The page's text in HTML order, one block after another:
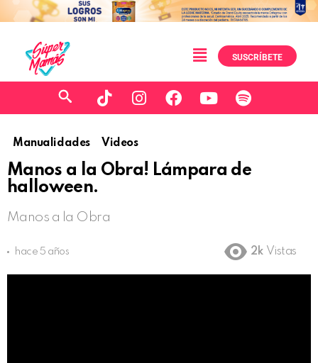
SUSCRÍBETE
Manualidades Videos
Manos a la Obra! Lámpara de
halloween.
Manos a la Obra
hace 5 años 2k Vistas